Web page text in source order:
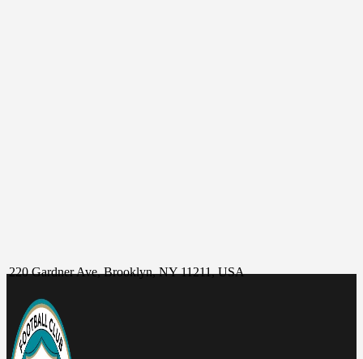
220 Gardner Ave, Brooklyn, NY 11211, USA